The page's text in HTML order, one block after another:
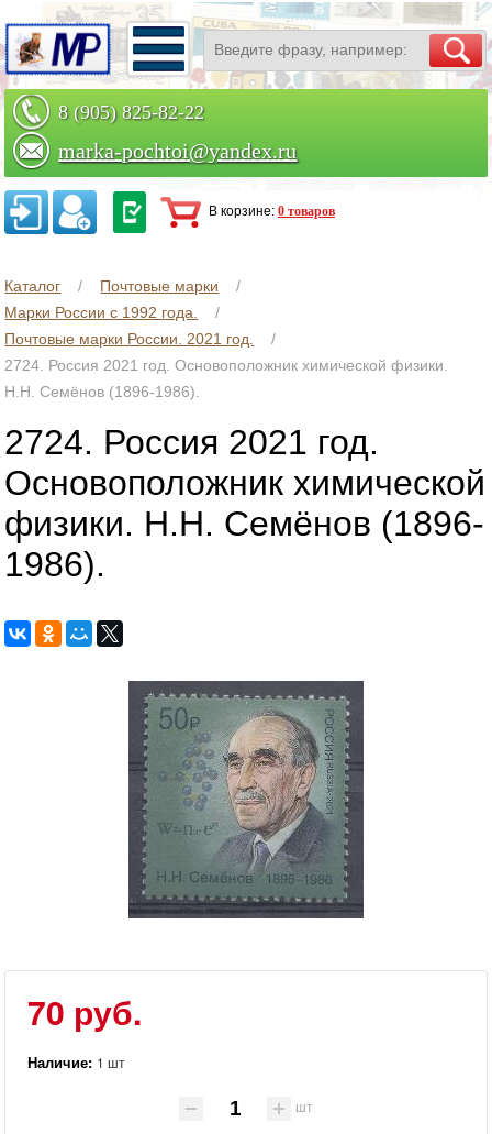
8 (905) 825-82-22
marka-pochtoi@yandex.ru
Заказать по телефону
В корзине: 0 товаров
Каталог
Почтовые марки
Марки России с 1992 года.
Почтовые марки России. 2021 год.
2724. Россия 2021 год. Основоположник химической физики.
Н.Н. Семёнов (1896-1986).
2724. Россия 2021 год.
Основоположник химической
физики. Н.Н. Семёнов (1896-
1986).
70 руб.
Наличие: 1 шт
шт